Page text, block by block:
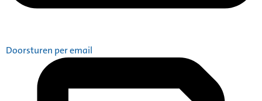
Doorsturen per email